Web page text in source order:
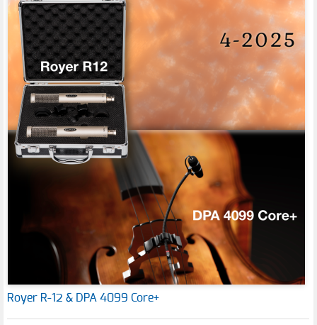
Royer R-12 & DPA 4099 Core+